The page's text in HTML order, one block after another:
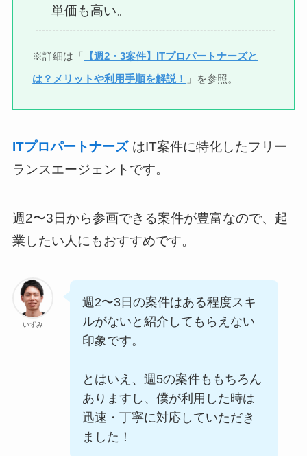
単価も高い。
※詳細は「 【週2・3案件】ITプロパートナーズと
は？メリットや利用手順を解説！
」を参照。
ITプロパートナーズ はIT案件に特化したフリー
ランスエージェントです。
週2〜3日から参画できる案件が豊富なので、起
業したい人にもおすすめです。
いずみ
週2〜3日の案件はある程度スキ
ルがないと紹介してもらえない
印象です。
とはいえ、週5の案件ももちろん
ありますし、僕が利用した時は
迅速・丁寧に対応していただき
ました！